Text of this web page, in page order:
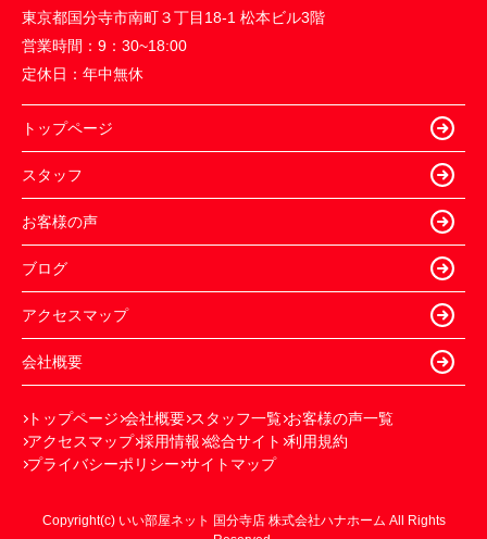
東京都国分寺市南町３丁目18-1 松本ビル3階
営業時間： 9：30~18:00
定休日： 年中無休
トップページ
スタッフ
お客様の声
ブログ
アクセスマップ
会社概要
トップページ 会社概要 スタッフ一覧 お客様の声一覧
アクセスマップ 採用情報 総合サイト 利用規約
プライバシーポリシー サイトマップ
Copyright(c) いい部屋ネット 国分寺店 株式会社ハナホーム All Rights